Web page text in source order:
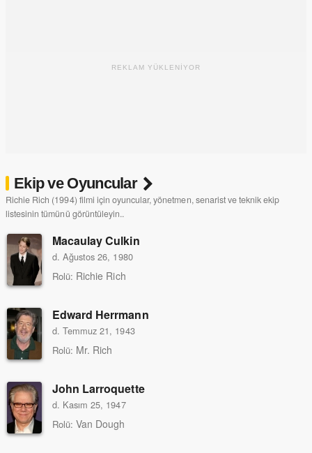
REKLAM YÜKLENİYOR
Ekip ve Oyuncular
Richie Rich (1994) filmi için oyuncular, yönetmen, senarist ve teknik ekip
listesinin tümünü görüntüleyin..
Macaulay Culkin
d. Ağustos 26, 1980
Rolü: Richie Rich
Edward Herrmann
d. Temmuz 21, 1943
Rolü: Mr. Rich
John Larroquette
d. Kasım 25, 1947
Rolü: Van Dough